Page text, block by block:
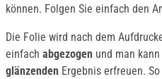
können. Folgen Sie einfach den
Die Folie wird nach dem
einfach abgezogen und man
glänzenden Ergebnis erfreuen.